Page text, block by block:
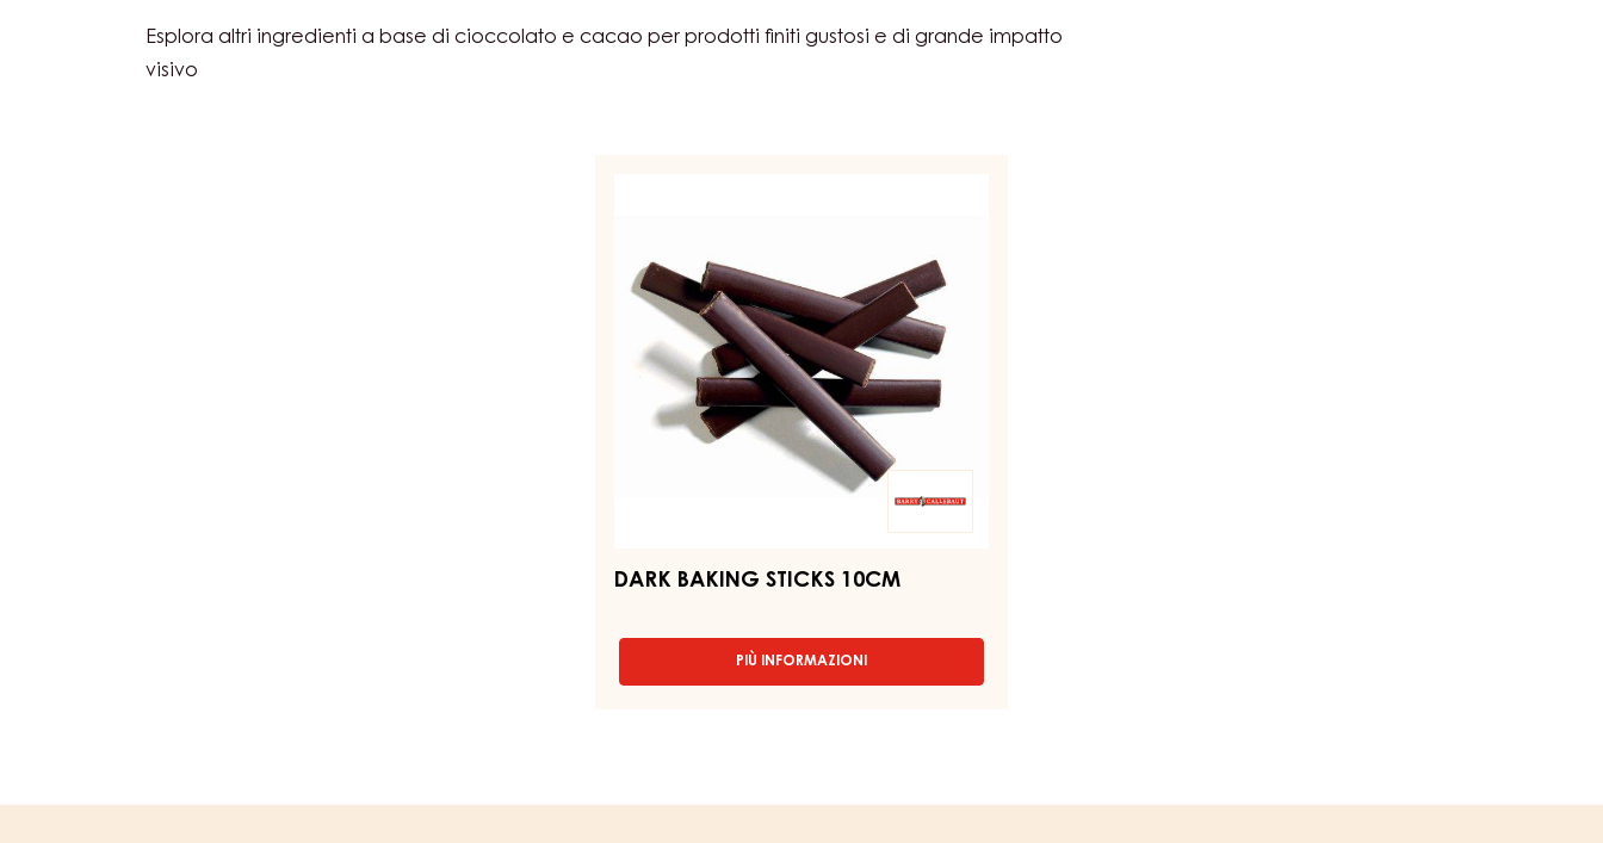
Esplora altri ingredienti a base di cioccolato e cacao per prodotti finiti gustosi e di grande impatto
visivo
DARK BAKING STICKS 10CM
PIÙ INFORMAZIONI